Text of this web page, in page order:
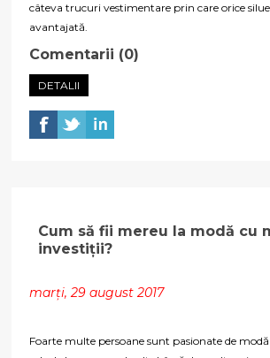
câteva trucuri vestimentare prin care orice
avantajată.
Comentarii (0)
DETALII
Cum să fii mereu la modă cu
investiții?
marți, 29 august 2017
Foarte multe persoane sunt pasionate de